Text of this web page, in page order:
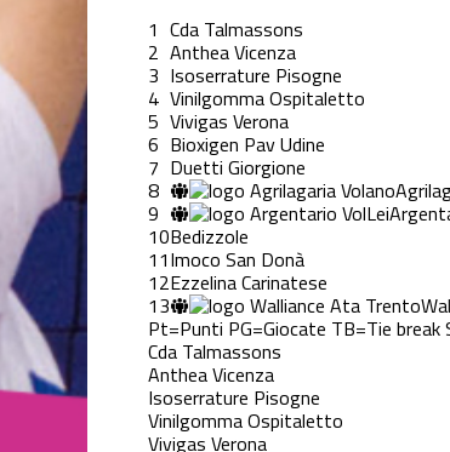
1 Cda Talmassons
2 Anthea Vicenza
3 Isoserrature Pisogne
4 Vinilgomma Ospitaletto
5 Vivigas Verona
6 Bioxigen Pav Udine
7 Duetti Giorgione
8
9
10Bedizzole
11Imoco San Donà
12Ezzelina Carinatese
13
Pt=Punti PG=Giocate TB=Tie break
Cda Talmassons
Anthea Vicenza
Isoserrature Pisogne
Vinilgomma Ospitaletto
Vivigas Verona